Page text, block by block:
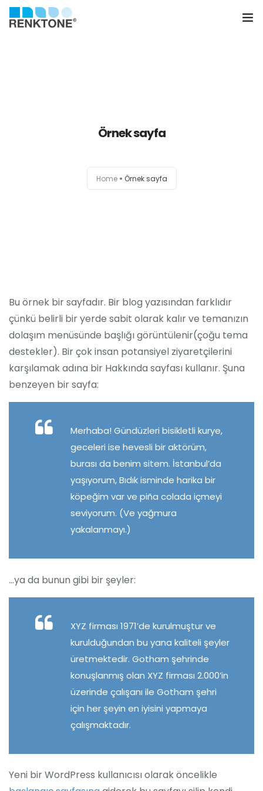
Örnek sayfa
Home Örnek sayfa
Bu örnek bir sayfadır. Bir blog yazısından farklıdır
çünkü belirli bir yerde sabit olarak kalır ve temanızın
dolaşım menüsünde başlığı görüntülenir(çoğu tema
destekler). Bir çok insan potansiyel ziyaretçilerini
karşılamak adına bir Hakkında sayfası kullanır. Şuna
benzeyen bir sayfa:
Merhaba! Gündüzleri bisikletli kurye,
geceleri ise hevesli bir aktörüm,
burası da benim sitem. İstanbul’da
yaşıyorum, Bıdık isminde harika bir
köpeğim var ve piña colada içmeyi
seviyorum. (Ve yağmura
yakalanmayı.)
…ya da bunun gibi bir şeyler:
XYZ firması 1971’de kurulmuştur ve
kurulduğundan bu yana kaliteli şeyler
üretmektedir. Gotham şehrinde
konuşlanmış olan XYZ firması 2.000’in
üzerinde çalışanı ile Gotham şehri
için her şeyin en iyisini yapmaya
çalışmaktadır.
Yeni bir WordPress kullanıcısı olarak öncelikle